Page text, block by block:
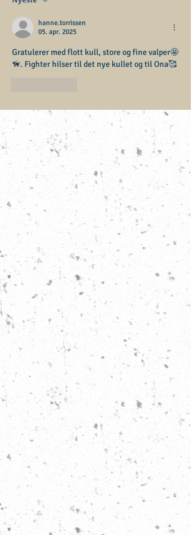
hanne.torrissen
05. apr. 2025
Gratulerer med flott kull, store og fine valper🤩
🦮. Fighter hilser til det nye kullet og til Ona🥰